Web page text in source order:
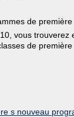
de
vous trouverez
de
s nouveau